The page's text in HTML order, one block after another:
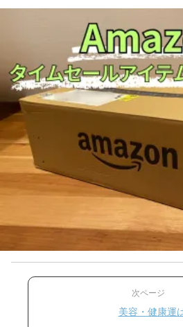
次ページ
美容・健康運